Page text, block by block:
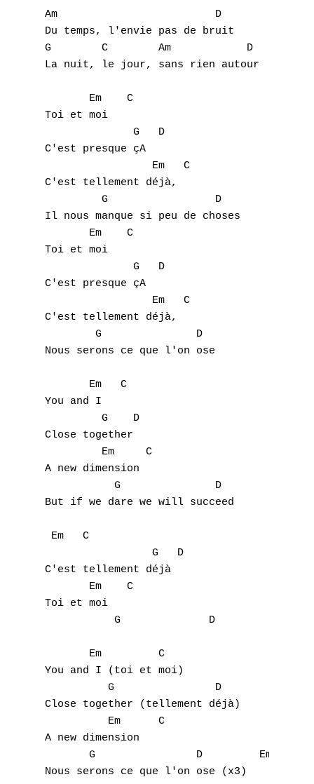
Am                         D
Du temps, l'envie pas de bruit
G        C        Am            D
La nuit, le jour, sans rien autour
       Em    C
Toi et moi
              G   D
C'est presque çA
                 Em   C
C'est tellement déjà,
         G                 D
Il nous manque si peu de choses
       Em    C
Toi et moi
              G   D
C'est presque çA
                 Em   C
C'est tellement déjà,
        G               D
Nous serons ce que l'on ose
       Em   C
You and I
         G    D
Close together
         Em     C
A new dimension
           G               D
But if we dare we will succeed
Em   C
                 G   D
C'est tellement déjà
       Em    C
Toi et moi
           G              D
       Em         C
You and I (toi et moi)
          G                D
Close together (tellement déjà)
          Em      C
A new dimension
       G                D         Em